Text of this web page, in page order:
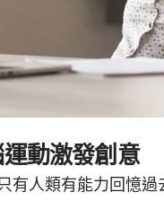
動激發創意
有人類有能力回憶